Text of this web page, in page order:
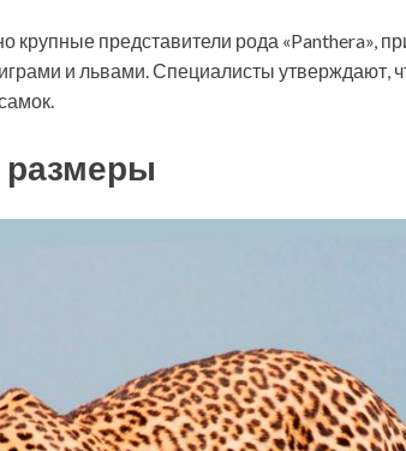
крупные представители рода «Panthera»,
и львами. Специалисты утверждают,